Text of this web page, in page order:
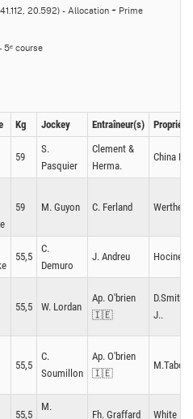
20.592) - Allocation + Prime
course
Kg Jockey Entraîneur(s)
59
S.
Pasquier
Clement &
Herma.
China
59 M. Guyon C. Ferland
55,5
C.
Demuro
J. Andreu Hocine
55,5 W. Lordan
Ap. O'brien
🇮🇪
D.Smith/
J..
55,5
C.
Soumillon
Ap. O'brien
🇮🇪
M.Tabor/
55,5
M.
Fh. Graffard White